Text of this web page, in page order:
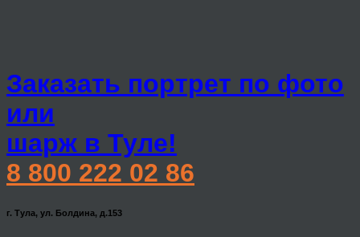
Заказать портрет по фото
или
шарж в Туле!
8 800 222 02 86
г. Тула, ул. Болдина, д.153